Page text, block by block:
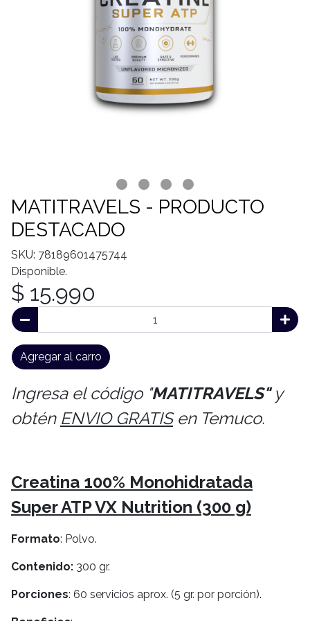
MATITRAVELS - PRODUCTO
DESTACADO
SKU: 78189601475744
Disponible.
$ 15.990
Agregar al carro
Ingresa el código "MATITRAVELS" y
obtén ENVIO GRATISen Temuco.
Creatina 100% Monohidratada
Super ATP VX Nutrition (300 g)
Formato: Polvo.
Contenido: 300 gr.
Porciones: 60 servicios aprox. (5 gr. por porción).